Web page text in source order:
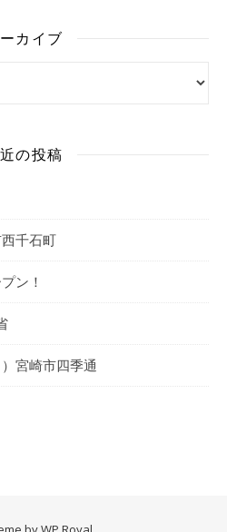
カイブ
の投稿
千石町
ン！
宮崎市四季通